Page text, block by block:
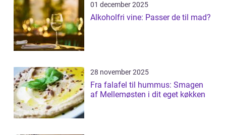
01 december 2025
Alkoholfri vine: Passer de til mad?
28 november 2025
Fra falafel til hummus: Smagen
af Mellemøsten i dit eget køkken